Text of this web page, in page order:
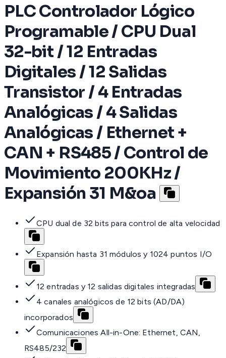
PLC Controlador Lógico
Programable / CPU Dual
32-bit / 12 Entradas
Digitales / 12 Salidas
Transistor / 4 Entradas
Analógicas / 4 Salidas
Analógicas / Ethernet +
CAN + RS485 / Control de
Movimiento 200KHz /
Expansión 31 M&oa
CPU dual de 32 bits para control de alta velocidad
Expansión hasta 31 módulos y 1024 puntos I/O
12 entradas y 12 salidas digitales integradas
4 canales analógicos de 12 bits (AD/DA)
incorporados
Comunicaciones All-in-One: Ethernet, CAN,
RS485/232